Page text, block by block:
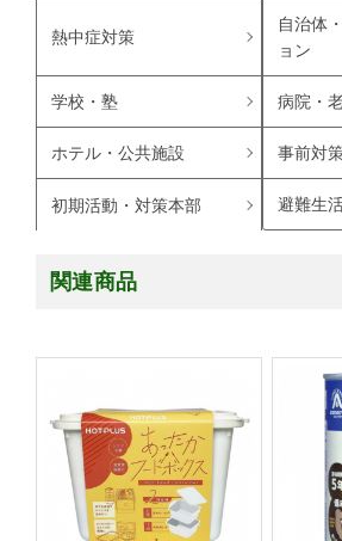
熱中症対策
自治体
ョン
学校・塾 病院・
ホテル・公共施設 事前対
初期活動・対策本部 避難生
関連商品